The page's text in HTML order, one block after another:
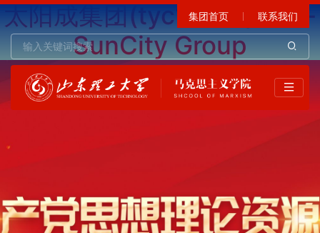
太阳成集团(tyc122cc)官网-
SunCity Group
集团首页 联系我们